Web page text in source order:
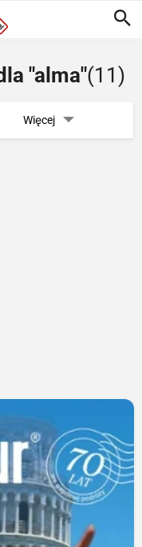
"alma"(11)
Więcej